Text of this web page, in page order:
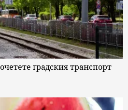
градския транспорт